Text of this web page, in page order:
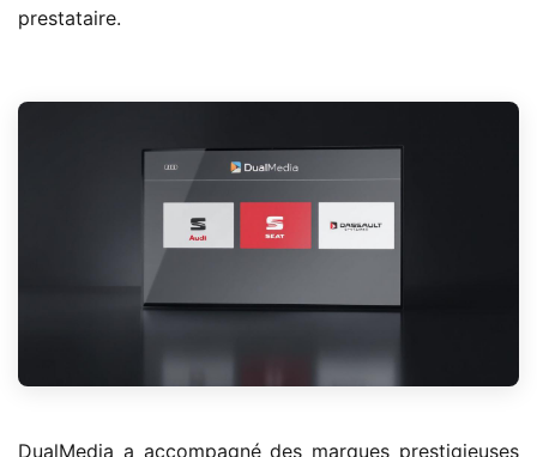
prestataire.
DualMedia a accompagné des marques prestigieuses